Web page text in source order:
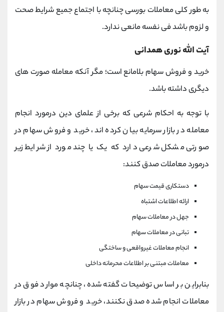
به طور کلی معاملات بورسی چنانچه با اجتماع جمیع شرایط صحت
و لزوم باشد فی نفسه مانعی ندارد.
آیت الله نوری همدانی
خرید و فروش سهام بلامانع است؛ مگر آنکه معامله صورت های
دیگری داشته باشد.
با توجه به احکام شرعی که برخی از علمای دین درمورد انجام
معامله در بازار سرمایه بیان کرده اند، خرید و فروش سهام در
صورتی مشکل شرعی دارد که یک یا چند مورد از شرایط زیر
درمورد معاملات صدق کنند:
دستکاری قیمت سهام
ارائه اطلاعات اشتباه
جهل در معاملات سهام
تبانی در معاملات سهام
انجام معاملات غیرواقعی و ساختگی
معاملات مبتنی بر اطلاعات محرمانه داخلی
بنابراین بر اساس توضیحات گفته شده، چنانچه موارد فوق در
معاملات انجام شده صدق نکنند، خرید و فروش سهام در بازار